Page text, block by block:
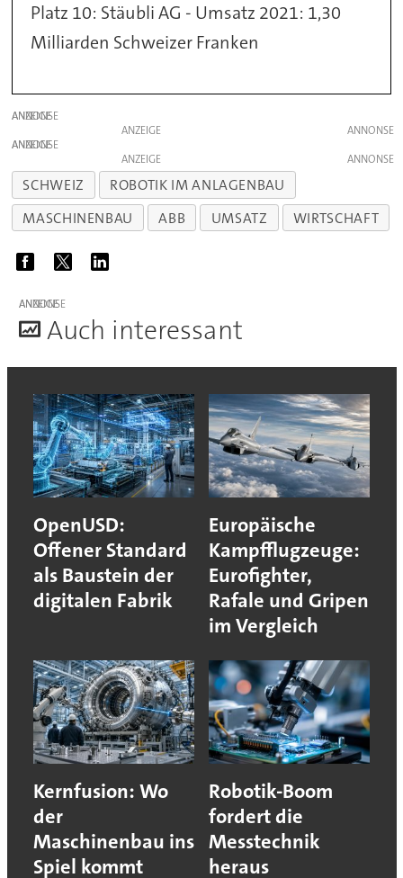
Platz 10: Stäubli AG - Umsatz 2021: 1,30
Milliarden Schweizer Franken
ANZEIGE
ANZEIGE
ANZEIGE
ANZEIGE
SCHWEIZ
ROBOTIK IM ANLAGENBAU
MASCHINENBAU
ABB UMSATZ WIRTSCHAFT
ANZEIGE
Auch interessant
OpenUSD:
Offener Standard
als Baustein der
digitalen Fabrik
Europäische
Kampfflugzeuge:
Eurofighter,
Rafale und Gripen
im Vergleich
Kernfusion: Wo
der
Maschinenbau ins
Spiel kommt
Robotik-Boom
fordert die
Messtechnik
heraus